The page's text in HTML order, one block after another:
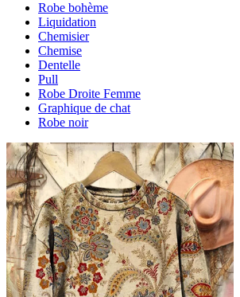
Robe bohème
Liquidation
Chemisier
Chemise
Dentelle
Pull
Robe Droite Femme
Graphique de chat
Robe noir